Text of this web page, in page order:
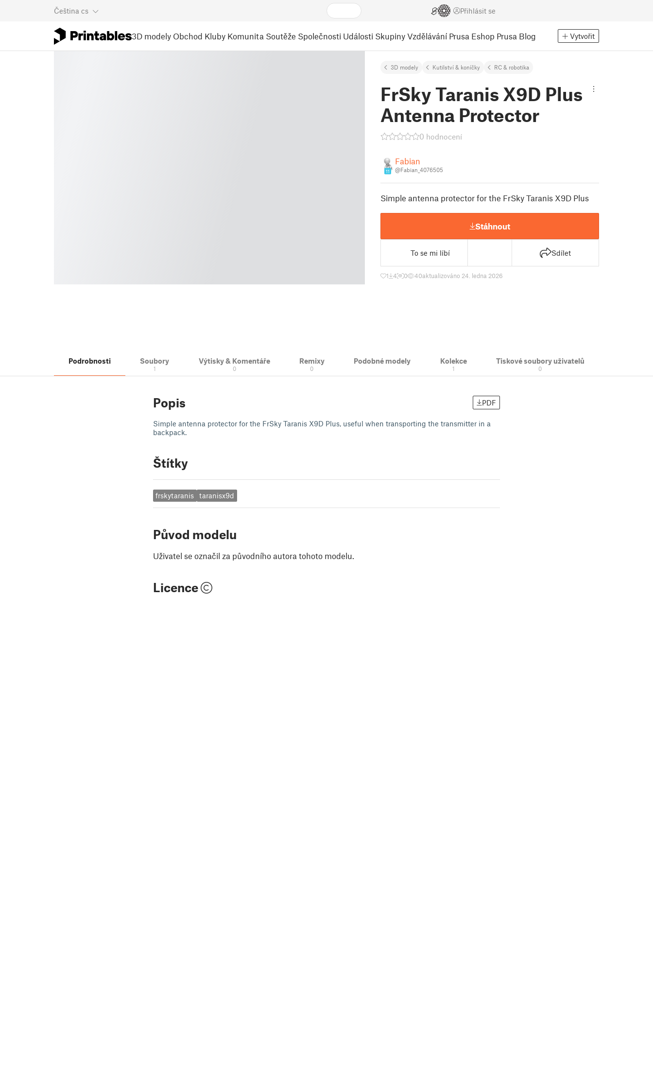
Čeština cs Přihlásit se
3D modely Obchod Kluby Komunita Soutěže Společnosti Události Skupiny Vzdělávání Prusa Eshop Prusa Blog Vytvořit
3D modely Kutilství & koníčky RC & robotika
FrSky Taranis X9D Plus
Antenna Protector
0 hodnocení
11
Fabian
@Fabian_4076505
Simple antenna protector for the FrSky Taranis X9D Plus
Stáhnout
To se mi líbí Sdílet
1 4 0 40aktualizováno 24. ledna 2026
Podrobnosti Soubory
1
Výtisky & Komentáře
0
Remixy
0
Podobné modely Kolekce
1
Tiskové soubory uživatelů
0
Popis PDF
Simple antenna protector for the FrSky Taranis X9D Plus, useful when transporting the transmitter in a
backpack.
Štítky
frskytaranis taranisx9d
Původ modelu
Uživatel se označil za původního autora tohoto modelu.
Licence